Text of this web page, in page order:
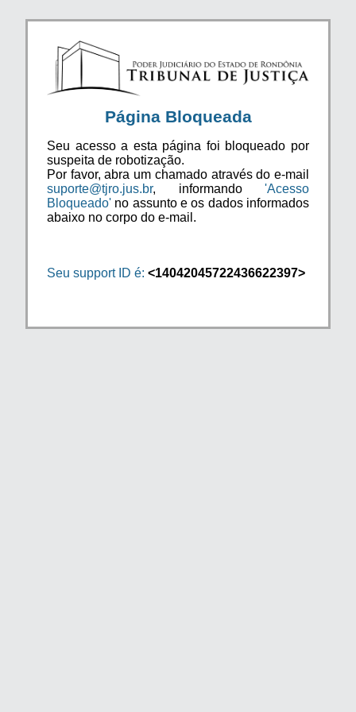
Página Bloqueada
Seu acesso a esta página foi bloqueado por
suspeita de robotização.
Por favor, abra um chamado através do e-mail
suporte@tjro.jus.br, informando 'Acesso
Bloqueado' no assunto e os dados informados
abaixo no corpo do e-mail.
Seu support ID é: <14042045722436622397>